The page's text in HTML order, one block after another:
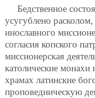
Бедственное
усугублено
инославного
согласия копского
миссионерская
католические монахи
храмах латинские
проповедническую